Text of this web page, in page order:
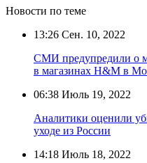
Новости по теме
13:26 Сен. 10, 2022
СМИ предупредили о
в магазинах H&M в
06:38 Июль 19, 2022
Аналитики оценили
уходе из Росcии
14:18 Июль 18, 2022